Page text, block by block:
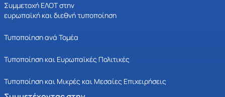
Συμμετοχή ΕΛΟΤ στην
ευρωπαϊκή και διεθνή τυποποίηση
Τυποποίηση ανά Τομέα
Τυποποίηση και Ευρωπαϊκές Πολιτικές
Τυποποίηση και Μικρές και Μεσαίες Επιχειρήσεις